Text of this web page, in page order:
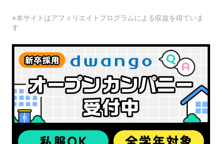
※本サイトはアフィリエイトプログラムによる収益を得ていま
す